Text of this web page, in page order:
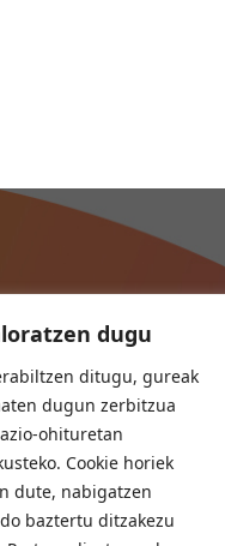
dugu
ditugu, gureak
dugun zerbitzua
ohituretan
Cookie horiek
dute, nabigatzen
baztertu ditzakezu